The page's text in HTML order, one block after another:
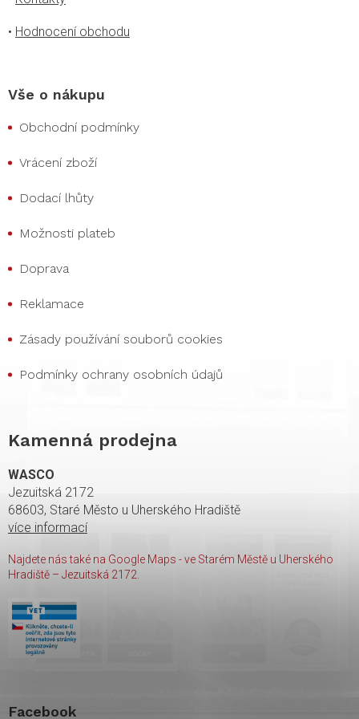
• Hodnocení obchodu
Vše o nákupu
Obchodní podmínky
Vrácení zboží
Dodací lhůty
Možnosti plateb
Doprava
Reklamace
Zásady používání souborů cookies
Podmínky ochrany osobních údajů
Kamenná prodejna
WASCO
Jezuitská 2172
68603, Staré Město u Uherského Hradiště
více informací
Najdete nás také na Google Maps - ve Starém Městě u Uherského
Hradiště – Jezuitská 2172.
Facebook